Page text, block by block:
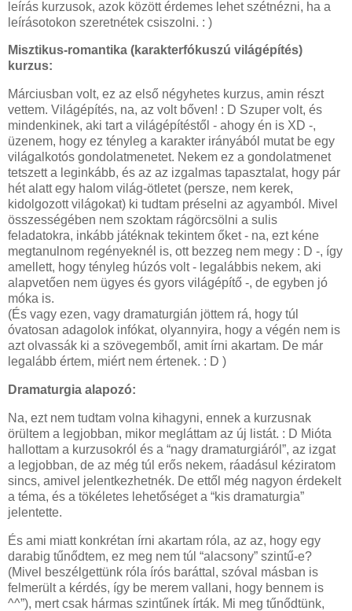
leírás kurzusok, azok között érdemes lehet szétnézni, ha a
leírásotokon szeretnétek csiszolni. : )
Misztikus-romantika (karakterfókuszú világépítés)
kurzus:
Márciusban volt, ez az első négyhetes kurzus, amin részt
vettem. Világépítés, na, az volt bőven! : D Szuper volt, és
mindenkinek, aki tart a világépítéstől - ahogy én is XD -,
üzenem, hogy ez tényleg a karakter irányából mutat be egy
világalkotós gondolatmenetet. Nekem ez a gondolatmenet
tetszett a leginkább, és az az izgalmas tapasztalat, hogy pár
hét alatt egy halom világ-ötletet (persze, nem kerek,
kidolgozott világokat) ki tudtam préselni az agyamból. Mivel
összességében nem szoktam rágörcsölni a sulis
feladatokra, inkább játéknak tekintem őket - na, ezt kéne
megtanulnom regényeknél is, ott bezzeg nem megy : D -, így
amellett, hogy tényleg húzós volt - legalábbis nekem, aki
alapvetően nem ügyes és gyors világépítő -, de egyben jó
móka is.
(És vagy ezen, vagy dramaturgián jöttem rá, hogy túl
óvatosan adagolok infókat, olyannyira, hogy a végén nem is
azt olvassák ki a szövegemből, amit írni akartam. De már
legalább értem, miért nem értenek. : D )
Dramaturgia alapozó:
Na, ezt nem tudtam volna kihagyni, ennek a kurzusnak
örültem a legjobban, mikor megláttam az új listát. : D Mióta
hallottam a kurzusokról és a “nagy dramaturgiáról”, az izgat
a legjobban, de az még túl erős nekem, ráadásul kéziratom
sincs, amivel jelentkezhetnék. De ettől még nagyon érdekelt
a téma, és a tökéletes lehetőséget a “kis dramaturgia”
jelentette.
És ami miatt konkrétan írni akartam róla, az az, hogy egy
darabig tűnődtem, ez meg nem túl “alacsony” szintű-e?
(Mivel beszélgettünk róla írós baráttal, szóval másban is
felmerült a kérdés, így be merem vallani, hogy bennem is
^^”), mert csak hármas szintűnek írták. Mi meg tűnődtünk,